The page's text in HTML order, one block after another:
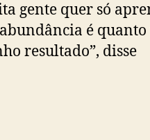
gente quer só
é quanto
resultado”, disse